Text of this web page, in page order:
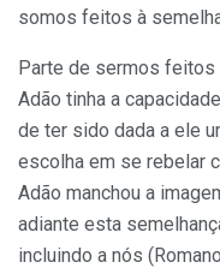
somos feitos à
Parte de sermos
Adão tinha a
de ter sido dada a ele
escolha em se rebelar
Adão manchou a
adiante esta
incluindo a nós